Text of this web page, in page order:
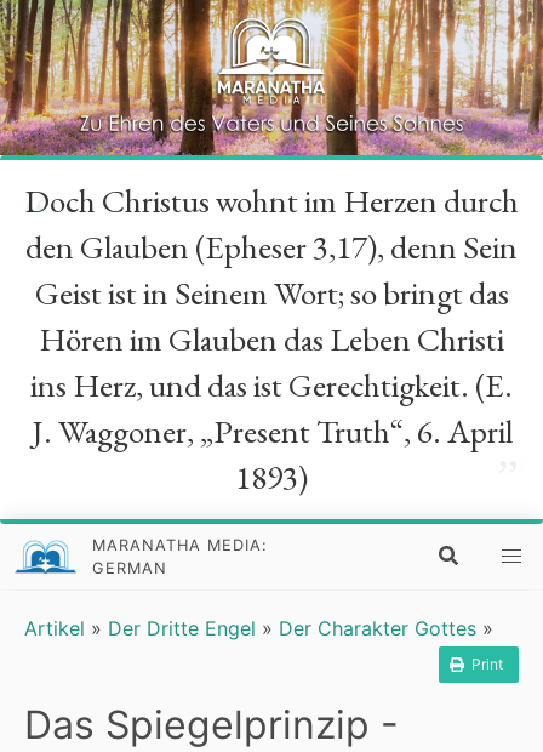
“
Doch Christus wohnt im Herzen durch
den Glauben (Epheser 3,17), denn Sein
Geist ist in Seinem Wort; so bringt das
Hören im Glauben das Leben Christi
ins Herz, und das ist Gerechtigkeit. (E.
J. Waggoner, „Present Truth“, 6. April
1893)
MARANATHA MEDIA:
GERMAN
Artikel » Der Dritte Engel » Der Charakter Gottes »
Print
Das Spiegelprinzip -